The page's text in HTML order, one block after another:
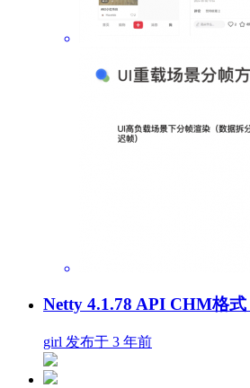
Netty 4.1.78 API CHM格
girl 发布于 3 年前